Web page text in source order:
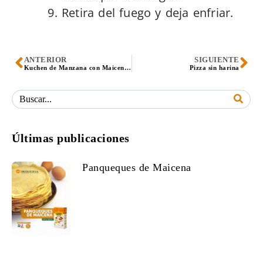
Retira del fuego y deja enfriar.
ANTERIOR
Kuchen de Manzana con Maicena Produsur
SIGUIENTE
Pizza sin harina
Últimas publicaciones
Panqueques de Maicena